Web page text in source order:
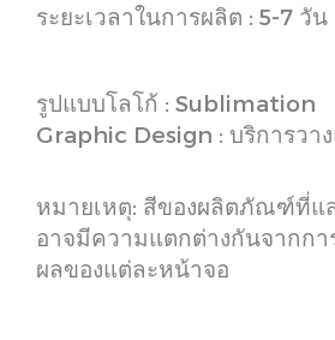
ระยะเวลาในการผลิต : 5-7 วัน
รูปแบบโลโก้ : Sublimation
Graphic Design : บริการวา
หมายเหตุ: สีของผลิตภัณฑ์ที่แ
อาจมีความแตกต่างกันจากกา
ผลของแต่ละหน้าจอ